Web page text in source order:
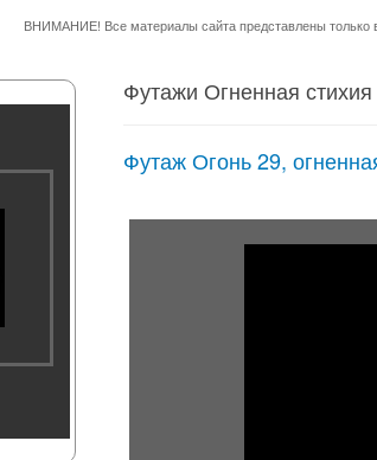
ВНИМАНИЕ! Все материалы сайта представлены только
Футажи Огненная
Футаж Огонь 29,